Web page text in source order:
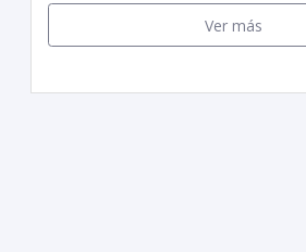
Ver más